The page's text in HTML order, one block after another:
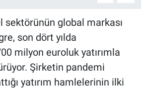
sektörünün global markası
son dört yılda
milyon euroluk yatırımla
Şirketin pandemi
yatırım hamlelerinin ilki